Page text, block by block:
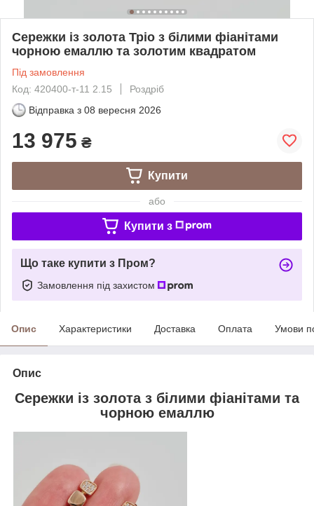
Сережки із золота Тріо з білими фіанітами
чорною емаллю та золотим квадратом
Під замовлення
Код: 420400-т-11 2.15
Роздріб
Відправка з 08 вересня 2026
13 975 ₴
Купити
або
Купити з
Що таке купити з Пром?
Замовлення під захистом
Опис Характеристики Доставка Оплата Умови
Опис
Сережки із золота з білими фіанітами та
чорною емаллю